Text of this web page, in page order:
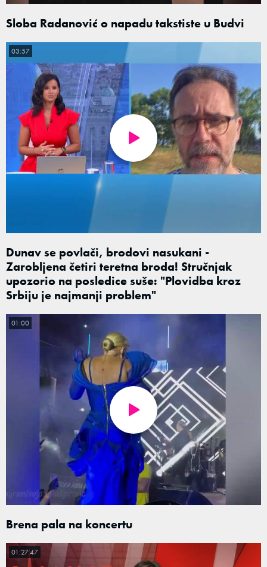
Sloba Radanović o napadu takstiste u Budvi
Dunav se povlači, brodovi nasukani -
Zarobljena četiri teretna broda! Stručnjak
upozorio na posledice suše: "Plovidba kroz
Srbiju je najmanji problem"
03:57
Brena pala na koncertu
01:00
01:27:47